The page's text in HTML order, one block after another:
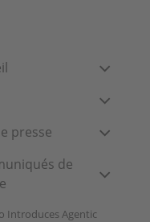
presse
de
Introduces Agentic